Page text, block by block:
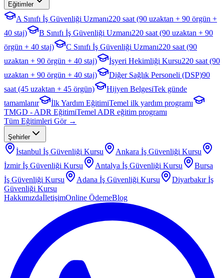
Eğitimler
A Sınıfı İş Güvenliği Uzmanı220 saat (90 uzaktan + 90 örgün +
40 staj)
B Sınıfı İş Güvenliği Uzmanı220 saat (90 uzaktan + 90
örgün + 40 staj)
C Sınıfı İş Güvenliği Uzmanı220 saat (90
uzaktan + 90 örgün + 40 staj)
İşyeri Hekimliği Kursu220 saat (90
uzaktan + 90 örgün + 40 staj)
Diğer Sağlık Personeli (DSP)90
saat (45 uzaktan + 45 örgün)
Hijyen BelgesiTek günde
tamamlanır
İlk Yardım EğitimiTemel ilk yardım programı
TMGD - ADR EğitimiTemel ADR eğitim programı
Tüm Eğitimleri Gör →
Şehirler
İstanbul İş Güvenliği Kursu Ankara İş Güvenliği Kursu
İzmirİş Güvenliği Kursu Antalya İş Güvenliği Kursu
Bursa
İş Güvenliği Kursu
Adana İş Güvenliği Kursu Diyarbakırİş
Güvenliği Kursu
HakkımızdaİletişimOnline ÖdemeBlog